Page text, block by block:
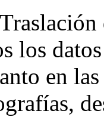
los
en